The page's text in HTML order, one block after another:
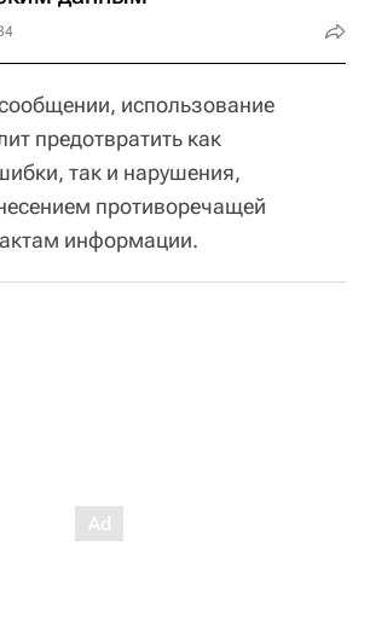
использование
предотвратить как
так и нарушения,
противоречащей
информации.